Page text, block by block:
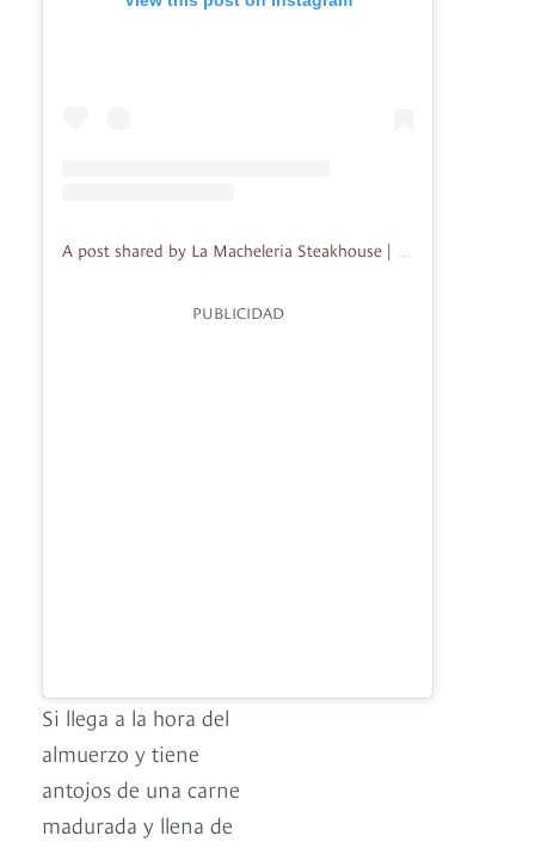
PUBLICIDAD
Si llega a la hora del
almuerzo y tiene
antojos de una carne
madurada y llena de